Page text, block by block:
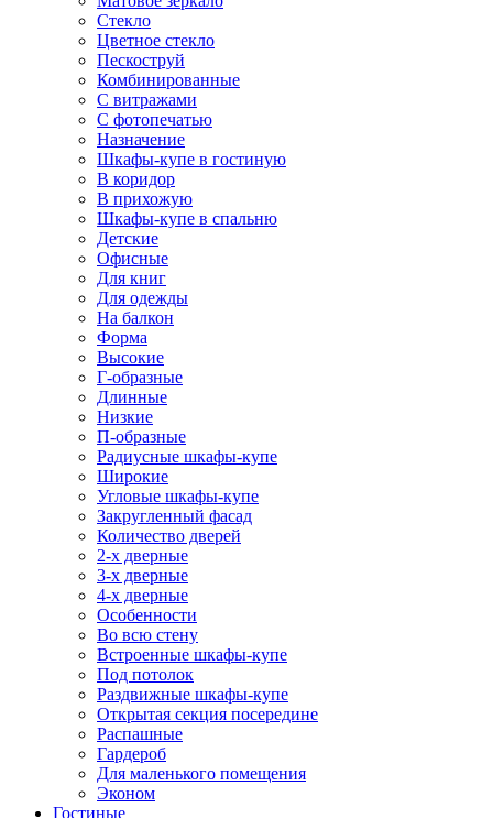
Стекло
Цветное стекло
Пескоструй
Комбинированные
С витражами
С фотопечатью
Назначение
Шкафы-купе в гостиную
В коридор
В прихожую
Шкафы-купе в спальню
Детские
Офисные
Для книг
Для одежды
На балкон
Форма
Высокие
Г-образные
Длинные
Низкие
П-образные
Радиусные шкафы-купе
Широкие
Угловые шкафы-купе
Закругленный фасад
Количество дверей
2-х дверные
3-х дверные
4-х дверные
Особенности
Во всю стену
Встроенные шкафы-купе
Под потолок
Раздвижные шкафы-купе
Открытая секция посередине
Распашные
Гардероб
Для маленького помещения
Эконом
Гостиные